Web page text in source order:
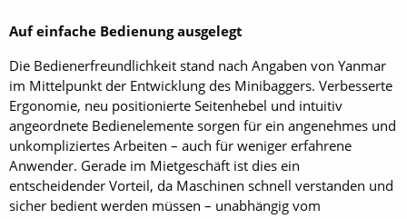
Auf einfache Bedienung ausgelegt
Die Bedienerfreundlichkeit stand nach Angaben von Yanmar
im Mittelpunkt der Entwicklung des Minibaggers. Verbesserte
Ergonomie, neu positionierte Seitenhebel und intuitiv
angeordnete Bedien­elemente sorgen für ein angenehmes und
unkompliziertes Arbeiten – auch für weniger erfahrene
Anwender. Gerade im Mietgeschäft ist dies ein
entscheidender Vorteil, da Maschinen schnell verstanden und
sicher bedient werden müssen – unabhängig vom